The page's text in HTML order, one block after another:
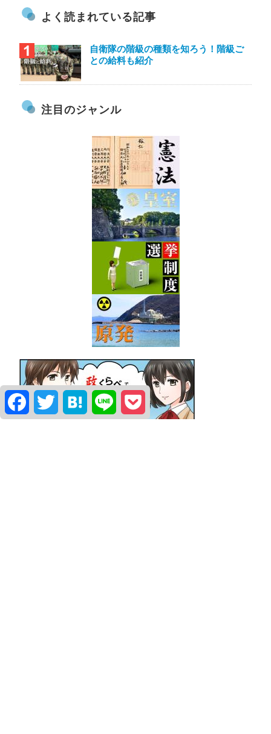
よく読まれている記事
自衛隊の階級の種類を知ろう！階級ご
との給料も紹介
注目のジャンル
FacebookTwitter Hatena Line Pocket